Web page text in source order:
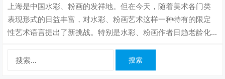
上海是中国水彩、粉画的发祥地。但在今天，随着美术各门类
表现形式的日益丰富，对水彩、粉画艺术这样一种特有的限定
性艺术语言提出了新挑战。特别是水彩、粉画作者日趋老龄化